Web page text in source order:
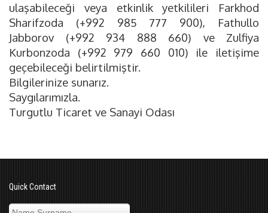
ulaşabileceği veya etkinlik yetkilileri Farkhod
Sharifzoda (+992 985 777 900), Fathullo
Jabborov (+992 934 888 660) ve Zulfiya
Kurbonzoda (+992 979 660 010) ile iletişime
geçebileceği belirtilmiştir.
Bilgilerinize sunarız.
Saygılarımızla.
Turgutlu Ticaret ve Sanayi Odası
Quick Contact